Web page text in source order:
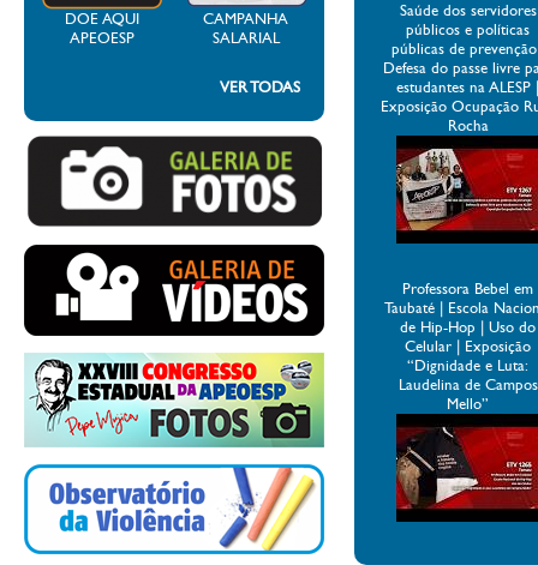
DOE AQUI
APEOESP
CAMPANHA
SALARIAL
VER TODAS
Saúde dos servidores
públicos e políticas
públicas de
Defesa do passe livre
estudantes na ALESP
Exposição Ocupação
Rocha
Professora Bebel em
Taubaté | Escola
de Hip-Hop | Uso do
Celular | Exposição
“Dignidade e Luta:
Laudelina de Campos
Mello”